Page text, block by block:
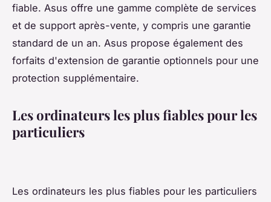
fiable. Asus offre une gamme complète de services
et de support après-vente, y compris une garantie
standard de un an. Asus propose également des
forfaits d'extension de garantie optionnels pour une
protection supplémentaire.
Les ordinateurs les plus fiables pour les
particuliers
Les ordinateurs les plus fiables pour les particuliers